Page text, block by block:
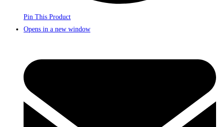
Pin This Product
Opens in a new window